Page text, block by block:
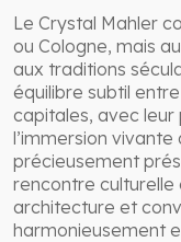
Le Crystal Mahler
ou Cologne, mais
aux traditions
équilibre subtil
capitales, avec
l’immersion
précieusement
rencontre culturelle
architecture et
harmonieusement